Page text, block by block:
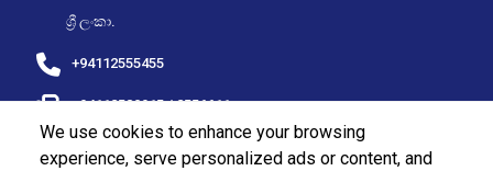
ශ්‍රී ලංකා.
+94112555455
+94112580915 / 2556611
We use cookies to enhance your browsing
experience, serve personalized ads or content, and